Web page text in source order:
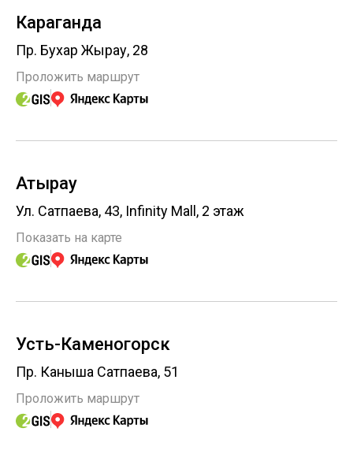
Караганда
Пр. Бухар Жырау, 28
Проложить маршрут
Атырау
Ул. Сатпаева, 43, Infinity Mall, 2 этаж
Показать на карте
Усть-Каменогорск
Пр. Каныша Сатпаева, 51
Проложить маршрут